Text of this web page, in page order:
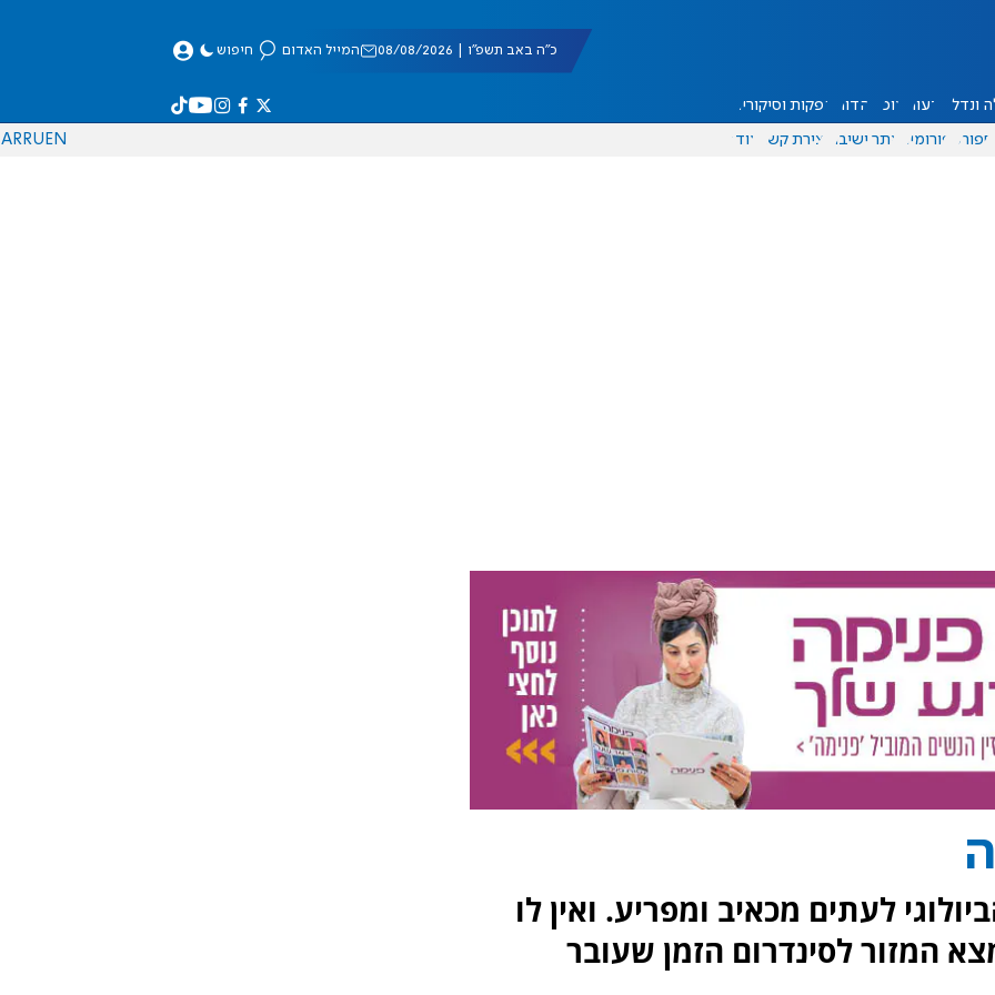
כ"ה באב תשפ"ו | 08/08/2026 המייל האדום חיפוש
ונדל"ן דעות אוכל יהדות הפקות וסיקורים
ספורט פורומים אתר ישיבה יצירת קשר עוד EN
RU
AR
לעתים מכאיב ומפריע. ואין לו
המזור לסינדרום הזמן שעובר